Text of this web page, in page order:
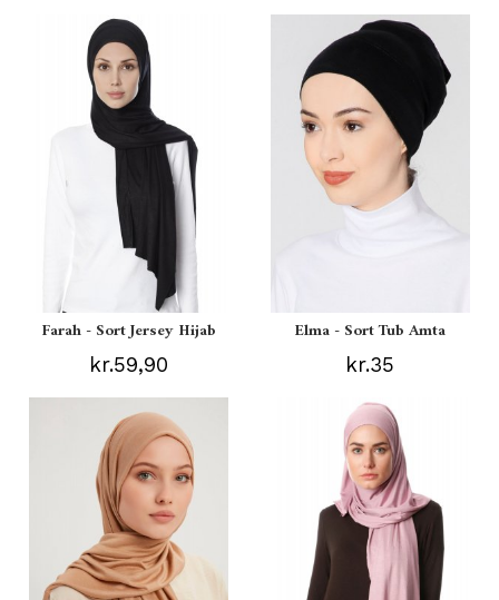
Farah - Sort Jersey Hijab
kr.59,90
Elma - Sort Tub Amta
kr.35